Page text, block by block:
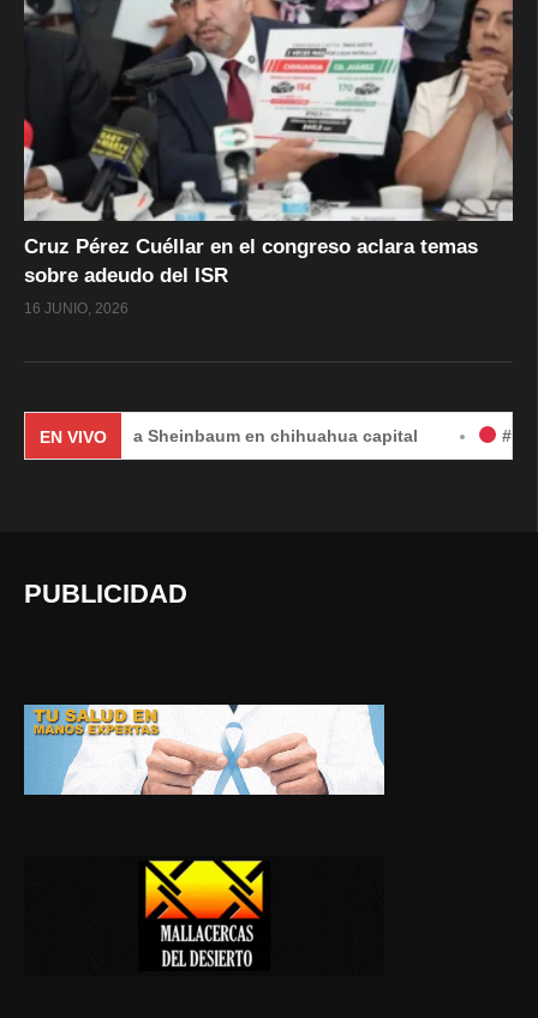
Cruz Pérez Cuéllar en el congreso aclara temas
sobre adeudo del ISR
16 JUNIO, 2026
EN VIVO
Claudia Sheinbaum en chihuahua capital #EnVivo |
PUBLICIDAD